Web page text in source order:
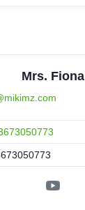
Mrs. Fiona